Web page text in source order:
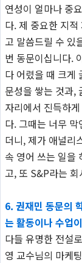
연성이 얼마나 중
다. 제 중요한 지
고 말씀드릴 수 있
번 동문이십니다.
다 어렸을 때 크게
문성을 쌓는 것과,
자리에서 진득하
다. 그때는 너무
더니, 제가 애널리
속 영어 쓰는 일을
고, 또 S&P라는
6. 권재민 동문의
는 활동이나 수업
다들 유명한 전설
영 교수님의 마케